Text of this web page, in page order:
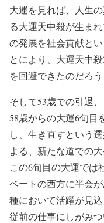
大運を見れば、人生
る大運天中殺が生ま
の発展を社会貢献と
とにより、大運天中
を回避できたのだろう
そして53歳での引退、
58歳からの大運6旬目
し、生き直すという
よる、新たな道での大
この6旬目の大運では
ベートの西方に半会
種において活躍が見込
従前の仕事にしがみ